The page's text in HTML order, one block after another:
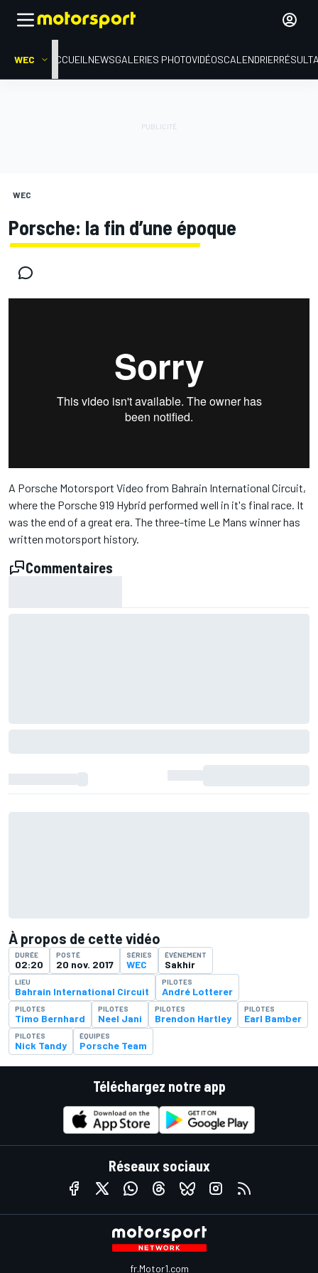
WEC ACCUEIL NEWSGALERIES PHOTOVIDÉOSCALENDRIER
WEC
Porsche: la fin d’une époque
A Porsche Motorsport Video from Bahrain International Circuit,
where the Porsche 919 Hybrid performed well in it's final race. It
was the end of a great era. The three-time Le Mans winner has
written motorsport history.
Commentaires
À propos de cette vidéo
DURÉE
02:20
POSTÉ
20 nov. 2017
SÉRIES
WEC
ÉVÉNEMENT
Sakhir
LIEU
Bahrain International Circuit
PILOTES
André Lotterer
PILOTES
Timo Bernhard
PILOTES
Neel Jani
PILOTES
Brendon Hartley
PILOTES
Earl Bamber
PILOTES
Nick Tandy
ÉQUIPES
Porsche Team
Téléchargez notre app
Réseaux sociaux
fr.Motor1.com